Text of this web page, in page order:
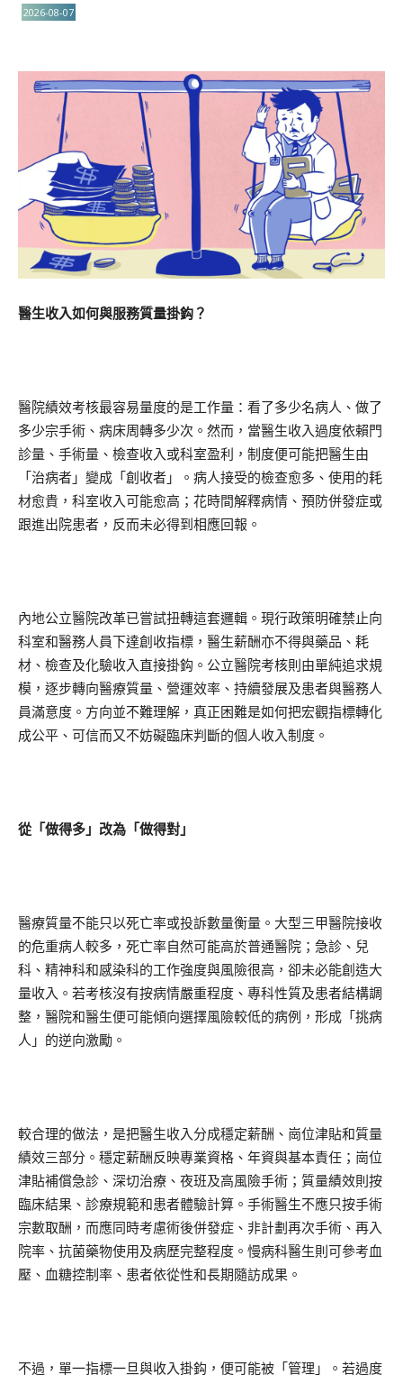
2026-08-07
醫生收入如何與服務質量掛鈎？
醫院績效考核最容易量度的是工作量：看了多少名病人、做了
多少宗手術、病床周轉多少次。然而，當醫生收入過度依賴門
診量、手術量、檢查收入或科室盈利，制度便可能把醫生由
「治病者」變成「創收者」。病人接受的檢查愈多、使用的耗
材愈貴，科室收入可能愈高；花時間解釋病情、預防併發症或
跟進出院患者，反而未必得到相應回報。
內地公立醫院改革已嘗試扭轉這套邏輯。現行政策明確禁止向
科室和醫務人員下達創收指標，醫生薪酬亦不得與藥品、耗
材、檢查及化驗收入直接掛鈎。公立醫院考核則由單純追求規
模，逐步轉向醫療質量、營運效率、持續發展及患者與醫務人
員滿意度。方向並不難理解，真正困難是如何把宏觀指標轉化
成公平、可信而又不妨礙臨床判斷的個人收入制度。
從「做得多」改為「做得對」
醫療質量不能只以死亡率或投訴數量衡量。大型三甲醫院接收
的危重病人較多，死亡率自然可能高於普通醫院；急診、兒
科、精神科和感染科的工作強度與風險很高，卻未必能創造大
量收入。若考核沒有按病情嚴重程度、專科性質及患者結構調
整，醫院和醫生便可能傾向選擇風險較低的病例，形成「挑病
人」的逆向激勵。
較合理的做法，是把醫生收入分成穩定薪酬、崗位津貼和質量
績效三部分。穩定薪酬反映專業資格、年資與基本責任；崗位
津貼補償急診、深切治療、夜班及高風險手術；質量績效則按
臨床結果、診療規範和患者體驗計算。手術醫生不應只按手術
宗數取酬，而應同時考慮術後併發症、非計劃再次手術、再入
院率、抗菌藥物使用及病歷完整程度。慢病科醫生則可參考血
壓、血糖控制率、患者依從性和長期隨訪成果。
不過，單一指標一旦與收入掛鈎，便可能被「管理」。若過度